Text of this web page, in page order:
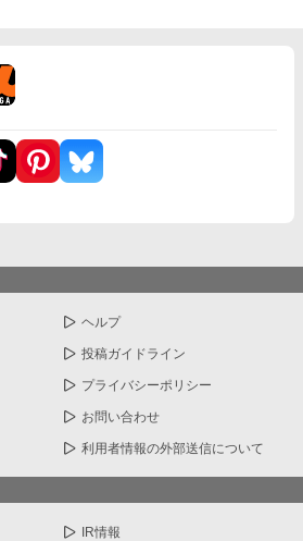
ヘルプ
投稿ガイドライン
プライバシーポリシー
お問い合わせ
利用者情報の外部送信について
IR情報